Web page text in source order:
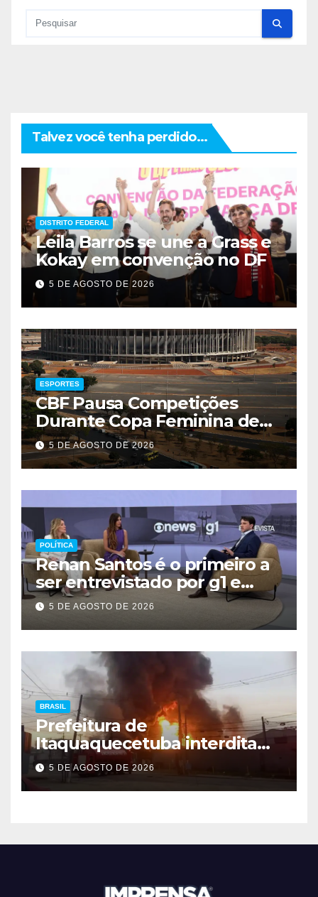
Talvez você tenha perdido...
DISTRITO FEDERAL
Leila Barros se une a Grass e
Kokay em convenção no DF
5 DE AGOSTO DE 2026
ESPORTES
CBF Pausa Competições
Durante Copa Feminina de
2027
5 DE AGOSTO DE 2026
POLÍTICA
Renan Santos é o primeiro a
ser entrevistado por g1 e
GloboNews
5 DE AGOSTO DE 2026
BRASIL
Prefeitura de
Itaquaquecetuba interdita
área após incêndio em
fábrica
5 DE AGOSTO DE 2026